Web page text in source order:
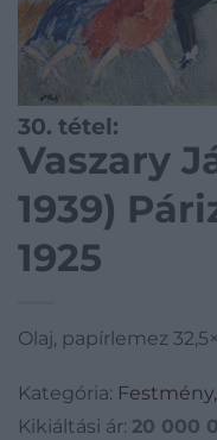
30. tétel:
Vaszary
1939)
1925
Olaj, papírlemez
Kategória:
Kikiáltási ár: 20 000